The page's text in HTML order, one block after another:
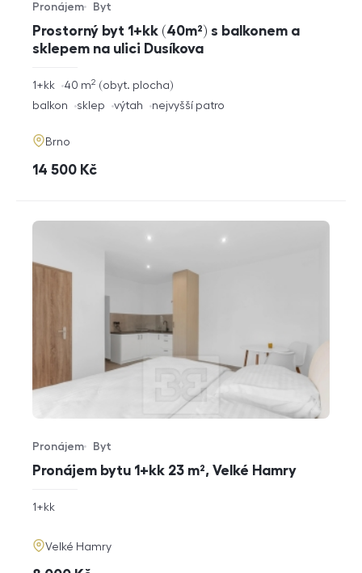
Prostorný byt 1+kk (40m²) s balkonem a
sklepem na ulici Dusíkova
Typ nabídky
Pronájem
Typ nemovitosti
Byt
rozměry
1+kk obyt. plocha
40 m2
funkce
balkon sklep výtah nejvyšší patro
adresa
Brno
cena
14 500 Kč
Pronájem bytu 1+kk 23 m², Velké Hamry
Typ nabídky
Pronájem
Typ nemovitosti
Byt
rozměry
1+kk
adresa
Velké Hamry